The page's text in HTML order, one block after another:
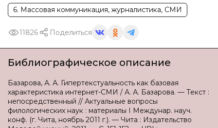
6. Массовая коммуникация, журналистика, СМИ
11826 Поделиться
Библиографическое описание
Базарова, А. А. Гипертекстуальность как базовая
характеристика интернет-СМИ / А. А. Базарова. — Текст :
непосредственный // Актуальные вопросы
филологических наук : материалы I Междунар. науч.
конф. (г. Чита, ноябрь 2011 г.). — Чита : Издательство